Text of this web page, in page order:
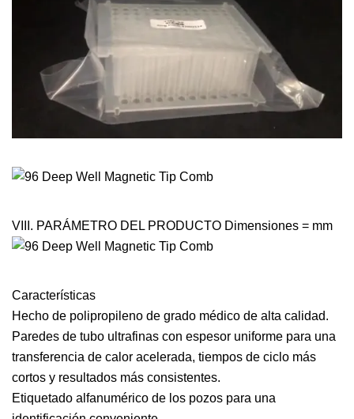
VIII. PARÁMETRO DEL PRODUCTO Dimensiones = mm
Características
Hecho de polipropileno de grado médico de alta calidad.
Paredes de tubo ultrafinas con espesor uniforme para una
transferencia de calor acelerada, tiempos de ciclo más
cortos y resultados más consistentes.
Etiquetado alfanumérico de los pozos para una